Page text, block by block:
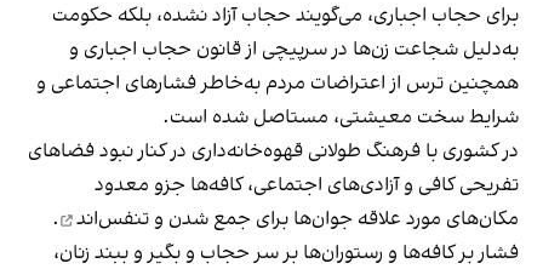
برای حجاب اجباری، می‌گویند حجاب آزاد نشده، بلکه حکومت
به‌دلیل شجاعت زن‌ها در سرپیچی از قانون حجاب اجباری و
همچنین ترس از اعتراضات مردم به‌خاطر فشارهای اجتماعی و
شرایط سخت معیشتی، مستاصل شده است.
در کشوری با فرهنگ طولانی قهوه‌‌خانه‌داری در کنار نبود فضاهای
تفریحی کافی و آزادی‌های اجتماعی، کافه‌ها جزو معدود
مکان‌های مورد علاقه جوان‌ها برای جمع شدن و تنفس‌اند
.
فشار بر کافه‌ها و رستوران‌ها بر سر حجاب و بگیر و ببند زنان،